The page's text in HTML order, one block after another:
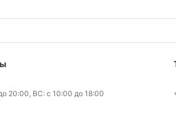
20:00, ВС: с 10:00 до 18:00